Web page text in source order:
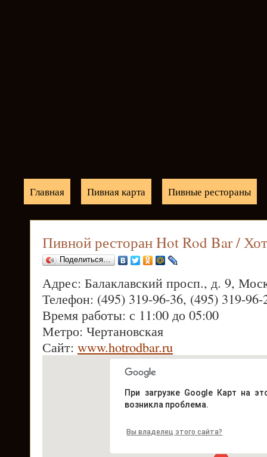
Главная Пивная карта Пивные рестораны
Пивной ресторан Hot Rod Bar /
Поделиться…
Адрес: Балаклавский просп., д. 9,
Телефон: (495) 319-96-36, (495) 319-96-
Время работы: с 11:00 до 05:00
Метро: Чертановская
Сайт: www.hotrodbar.ru
При загрузке Google Карт на
возникла проблема.
Вы владелец этого сайта?